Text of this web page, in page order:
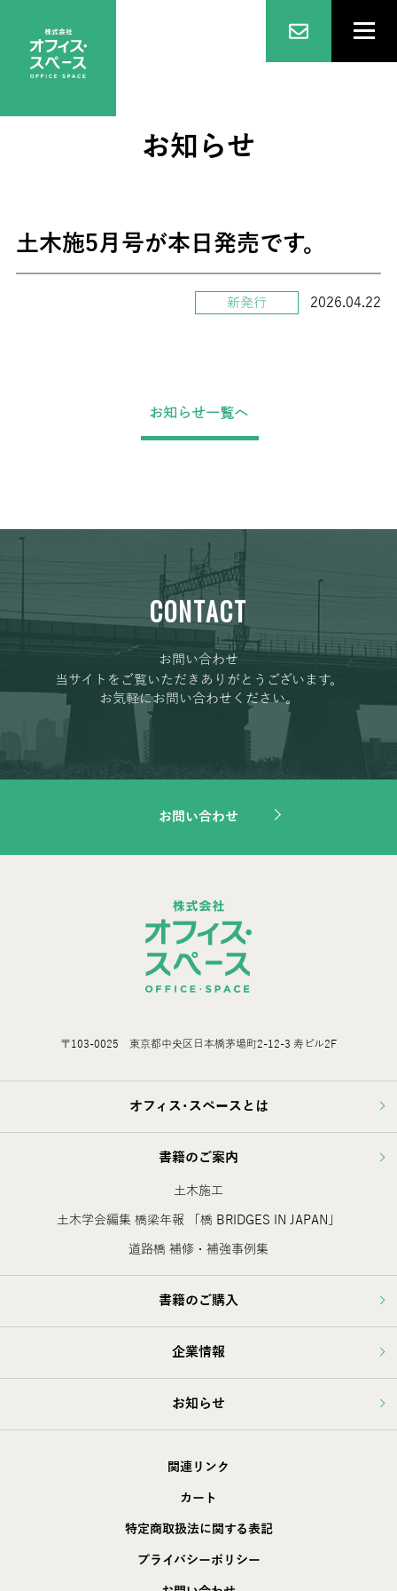
お知らせ
土木施5月号が本日発売です。
新発行 2026.04.22
お知らせ一覧へ
CONTACT
お問い合わせ
当サイトをご覧いただきありがとうございます。
お気軽にお問い合わせください。
お問い合わせ
〒103-0025 東京都中央区日本橋茅場町2-12-3 寿ビル2F
オフィス･スペースとは
書籍のご案内
土木施工
土木学会編集 橋梁年報 「橋 BRIDGES IN JAPAN」
道路橋 補修・補強事例集
書籍のご購入
企業情報
お知らせ
関連リンク
カート
特定商取扱法に関する表記
プライバシーポリシー